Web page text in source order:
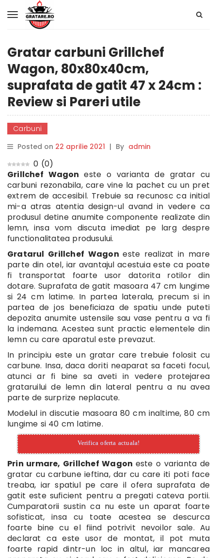
Gratar carbuni Grillchef
Wagon, 80x80x40cm,
suprafata de gatit 47 x 24cm :
Review si Pareri utile
Carbuni
Posted on 22 aprilie 2021 | By admin
0 (0)
Grillchef Wagoneste o varianta de gratar cu
carbuni rezonabila, care vine la pachet cu un pret
extrem de accesibil. Trebuie sa recunosc ca initial
mi-a atras atentia design-ul avand in vedere ca
produsul detine anumite componente realizate din
lemn, insa vom discuta imediat pe larg despre
functionalitatea produsului.
Gratarul Grillchef Wagoneste realizat in mare
parte din otel, iar avantajul acestuia este ca poate
fi transportat foarte usor datorita rotilor din
dotare. Suprafata de gatit masoara 47 cm lungime
si 24 cm latime. In partea laterala, precum si in
partea de jos beneficiaza de spatiu unde puteti
depozita anumite ustensile sau vase pentru a va fi
la indemana. Acestea sunt practic elementele din
lemn cu care aparatul este prevazut.
In principiu este un gratar care trebuie folosit cu
carbune. Insa, daca doriti neaparat sa faceti focul,
atunci ar fi bine sa aveti in vedere protejarea
grataruilui de lemn din lateral pentru a nu avea
parte de surprize neplacute.
Modelul in discutie masoara 80 cm inaltime, 80 cm
lungime si 40 cm latime.
Verifica oferta actuala!
Prin urmare, Grillchef Wagon este o varianta de
gratar cu carbune ieftina, dar cu care iti poti face
treaba, iar spatiul pe care il ofera suprafata de
gatit este suficient pentru a pregati cateva portii.
Cumparatorii sustin ca nu este un aparat foarte
sofisticat, insa cu toate acestea se descurca
foarte bine cu el fiind potrivit nevoilor sale. Au
declarat ca este usor de montat, il pot muta
foarte rapid dintr-un loc in altul, iar mancarea